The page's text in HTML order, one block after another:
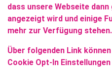
dass unsere Webseite
angezeigt wird und einige
mehr zur Verfügung stehen.
Über folgenden Link
Cookie Opt-In